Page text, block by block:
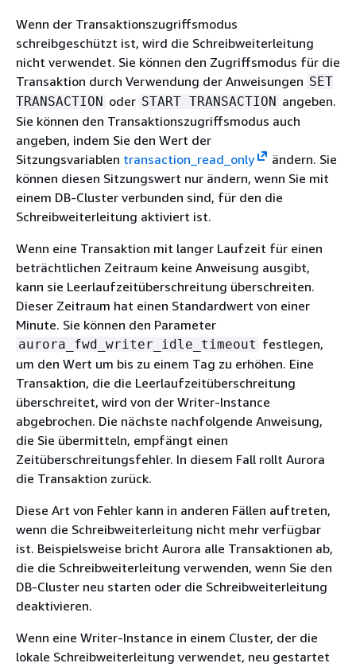
Wenn der Transaktionszugriffsmodus
schreibgeschützt ist, wird die Schreibweiterleitung
nicht verwendet. Sie können den Zugriffsmodus für die
Transaktion durch Verwendung der Anweisungen SET
TRANSACTION oder START TRANSACTION angeben.
Sie können den Transaktionszugriffsmodus auch
angeben, indem Sie den Wert der
Sitzungsvariablen transaction_read_only
ändern. Sie
können diesen Sitzungswert nur ändern, wenn Sie mit
einem DB-Cluster verbunden sind, für den die
Schreibweiterleitung aktiviert ist.
Wenn eine Transaktion mit langer Laufzeit für einen
beträchtlichen Zeitraum keine Anweisung ausgibt,
kann sie Leerlaufzeitüberschreitung überschreiten.
Dieser Zeitraum hat einen Standardwert von einer
Minute. Sie können den Parameter
aurora_fwd_writer_idle_timeout festlegen,
um den Wert um bis zu einem Tag zu erhöhen. Eine
Transaktion, die die Leerlaufzeitüberschreitung
überschreitet, wird von der Writer-Instance
abgebrochen. Die nächste nachfolgende Anweisung,
die Sie übermitteln, empfängt einen
Zeitüberschreitungsfehler. In diesem Fall rollt Aurora
die Transaktion zurück.
Diese Art von Fehler kann in anderen Fällen auftreten,
wenn die Schreibweiterleitung nicht mehr verfügbar
ist. Beispielsweise bricht Aurora alle Transaktionen ab,
die die Schreibweiterleitung verwenden, wenn Sie den
DB-Cluster neu starten oder die Schreibweiterleitung
deaktivieren.
Wenn eine Writer-Instance in einem Cluster, der die
lokale Schreibweiterleitung verwendet, neu gestartet